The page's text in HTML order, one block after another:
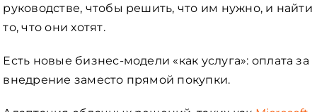
руководстве, чтобы решить, что им нужно, и найти
то, что они хотят.
Есть новые бизнес-модели «как услуга»: оплата за
внедрение заместо прямой покупки.